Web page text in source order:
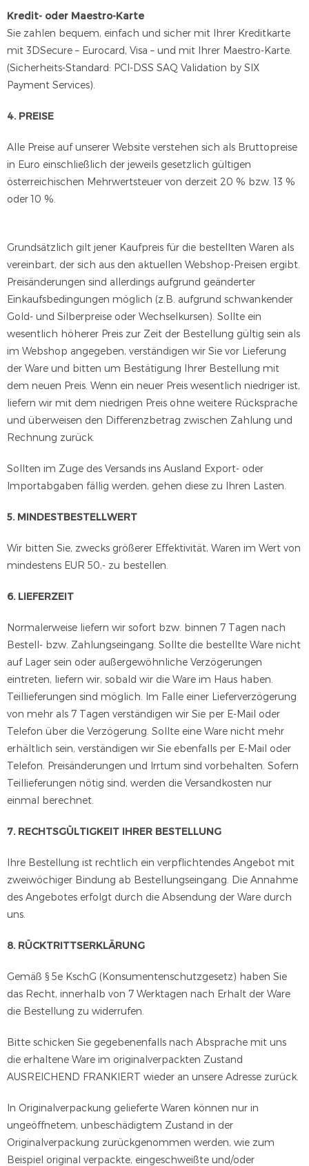
Kredit- oder Maestro-Karte
Sie zahlen bequem, einfach und sicher mit Ihrer Kreditkarte
mit 3DSecure – Eurocard, Visa – und mit Ihrer Maestro-Karte.
(Sicherheits-Standard: PCI-DSS SAQ Validation by SIX
Payment Services).
4. PREISE
Alle Preise auf unserer Website verstehen sich als Bruttopreise
in Euro einschließlich der jeweils gesetzlich gültigen
österreichischen Mehrwertsteuer von derzeit 20 % bzw. 13 %
oder 10 %.
Grundsätzlich gilt jener Kaufpreis für die bestellten Waren als
vereinbart, der sich aus den aktuellen Webshop-Preisen ergibt.
Preisänderungen sind allerdings aufgrund geänderter
Einkaufsbedingungen möglich (z.B. aufgrund schwankender
Gold- und Silberpreise oder Wechselkursen). Sollte ein
wesentlich höherer Preis zur Zeit der Bestellung gültig sein als
im Webshop angegeben, verständigen wir Sie vor Lieferung
der Ware und bitten um Bestätigung Ihrer Bestellung mit
dem neuen Preis. Wenn ein neuer Preis wesentlich niedriger ist,
liefern wir mit dem niedrigen Preis ohne weitere Rücksprache
und überweisen den Differenzbetrag zwischen Zahlung und
Rechnung zurück.
Sollten im Zuge des Versands ins Ausland Export- oder
Importabgaben fällig werden, gehen diese zu Ihren Lasten.
5. MINDESTBESTELLWERT
Wir bitten Sie, zwecks größerer Effektivität, Waren im Wert von
mindestens EUR 50,- zu bestellen.
6. LIEFERZEIT
Normalerweise liefern wir sofort bzw. binnen 7 Tagen nach
Bestell- bzw. Zahlungseingang. Sollte die bestellte Ware nicht
auf Lager sein oder außergewöhnliche Verzögerungen
eintreten, liefern wir, sobald wir die Ware im Haus haben.
Teillieferungen sind möglich. Im Falle einer Lieferverzögerung
von mehr als 7 Tagen verständigen wir Sie per E-Mail oder
Telefon über die Verzögerung. Sollte eine Ware nicht mehr
erhältlich sein, verständigen wir Sie ebenfalls per E-Mail oder
Telefon. Preisänderungen und Irrtum sind vorbehalten. Sofern
Teillieferungen nötig sind, werden die Versandkosten nur
einmal berechnet.
7. RECHTSGÜLTIGKEIT IHRER BESTELLUNG
Ihre Bestellung ist rechtlich ein verpflichtendes Angebot mit
zweiwöchiger Bindung ab Bestellungseingang. Die Annahme
des Angebotes erfolgt durch die Absendung der Ware durch
uns.
8. RÜCKTRITTSERKLÄRUNG
Gemäß § 5e KschG (Konsumentenschutzgesetz) haben Sie
das Recht, innerhalb von 7 Werktagen nach Erhalt der Ware
die Bestellung zu widerrufen.
Bitte schicken Sie gegebenenfalls nach Absprache mit uns
die erhaltene Ware im originalverpackten Zustand
AUSREICHEND FRANKIERT wieder an unsere Adresse zurück.
In Originalverpackung gelieferte Waren können nur in
ungeöffnetem, unbeschädigtem Zustand in der
Originalverpackung zurückgenommen werden, wie zum
Beispiel original verpackte, eingeschweißte und/oder